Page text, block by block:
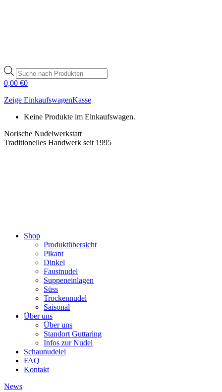
Products
search
0,00 €0
Zeige EinkaufswagenKasse
Keine Produkte im Einkaufswagen.
Norische Nudelwerkstatt
Traditionelles Handwerk seit 1995
Shop
Produktübersicht
Pikant
Dinkel
Faustnudel
Suppeneinlagen
Süss
Trockennudel
Saisonal
Über uns
Über uns
Standort Guttaring
Infos zur Nudel
Schaunudelei
FAQ
Kontakt
News